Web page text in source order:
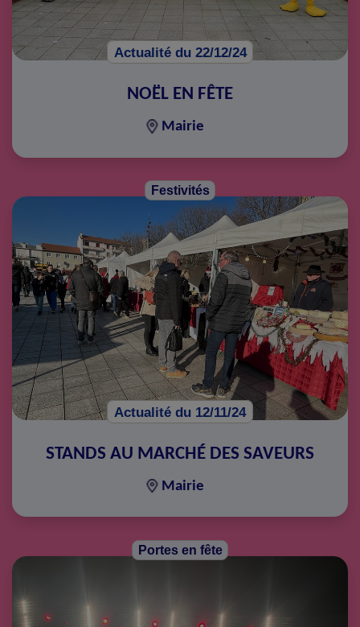
Actualité du 22/12/24
NOËL EN FÊTE
Mairie
Festivités
Actualité du 12/11/24
STANDS AU MARCHÉ DES SAVEURS
Mairie
Portes en fête